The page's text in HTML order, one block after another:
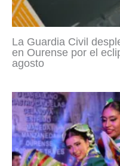
La Guardia Civil
en Ourense por el
agosto